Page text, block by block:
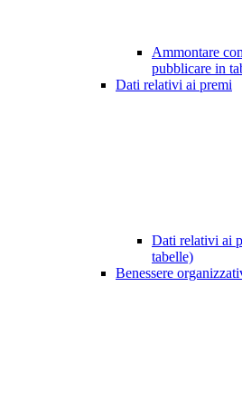
Ammontare
pubblicare in
Dati relativi ai premi
Dati relativi ai
tabelle)
Benessere